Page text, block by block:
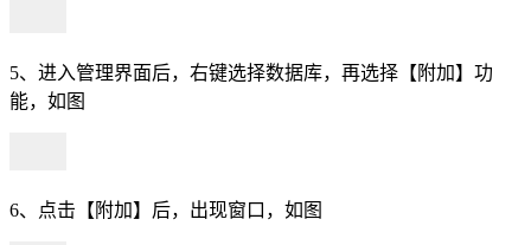
5、进入管理界面后，右键选择数据库，再选择【附加】功
能，如图
6、点击【附加】后，出现窗口，如图